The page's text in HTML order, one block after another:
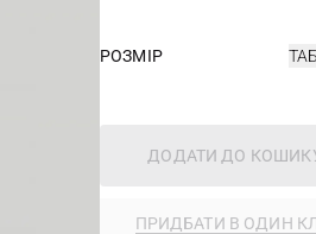
РОЗМІР
ДОДАТИ ДО
ПРИДБАТИ В ОДИН